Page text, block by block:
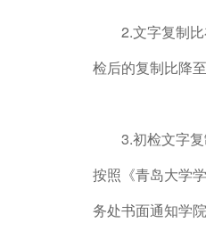
2.文字复制
检后的复制比降
3.初检文字
按照《青岛大学
务处书面通知学